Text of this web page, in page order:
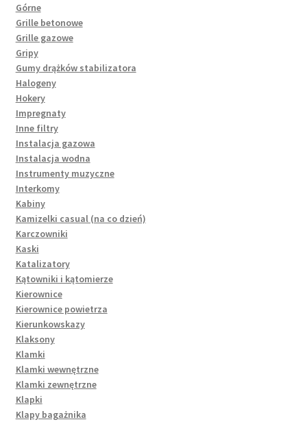
Górne
Grille betonowe
Grille gazowe
Gripy
Gumy drążków stabilizatora
Halogeny
Hokery
Impregnaty
Inne filtry
Instalacja gazowa
Instalacja wodna
Instrumenty muzyczne
Interkomy
Kabiny
Kamizelki casual (na co dzień)
Karczowniki
Kaski
Katalizatory
Kątowniki i kątomierze
Kierownice
Kierownice powietrza
Kierunkowskazy
Klaksony
Klamki
Klamki wewnętrzne
Klamki zewnętrzne
Klapki
Klapy bagażnika